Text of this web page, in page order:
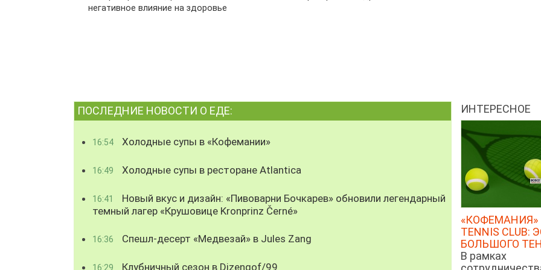
негативное влияние на здоровье
ПОСЛЕДНИЕ НОВОСТИ О ЕДЕ:
16:54 Холодные супы в «Кофемании»
16:49 Холодные супы в ресторане Atlantica
16:41
Новый вкус и дизайн: «Пивоварни Бочкарев» обновили легендарный
темный лагер «Крушовице Kronprinz Černé»
16:36 Спешл-десерт «Медвезай» в Jules Zang
16:29 Клубничный сезон в Dizengof/99
ИНТЕРЕСНОЕ
«КОФЕМАНИЯ»
TENNIS CLUB:
БОЛЬШОГО
В рамках